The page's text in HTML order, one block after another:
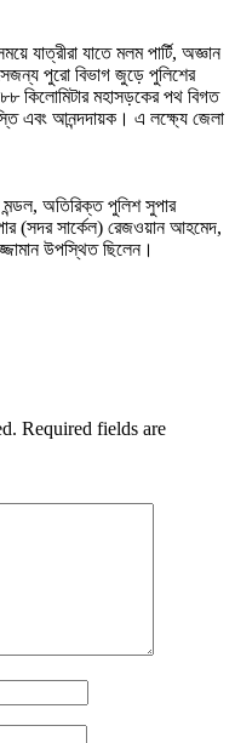
যাতে মলম পার্টি, অজ্ঞান
সেজন্য পুরো বিভাগ জুড়ে পুলিশের
কিলোমিটার মহাসড়কের পথ বিগত
এবং আনন্দদায়ক। এ লক্ষ্যে জেলা
অতিরিক্ত পুলিশ সুপার
(সদর সার্কেল) রেজওয়ান আহমেদ,
উপস্থিত ছিলেন।
Required fields are